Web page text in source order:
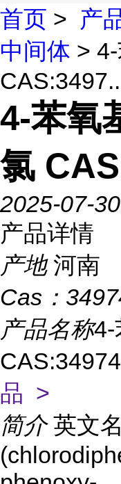
首页 > 产
中间体 >
4-苯氧
氯
2025-07-30
产品详情
产地 河南
Cas：
产品名称4-
品 >
简介 英文